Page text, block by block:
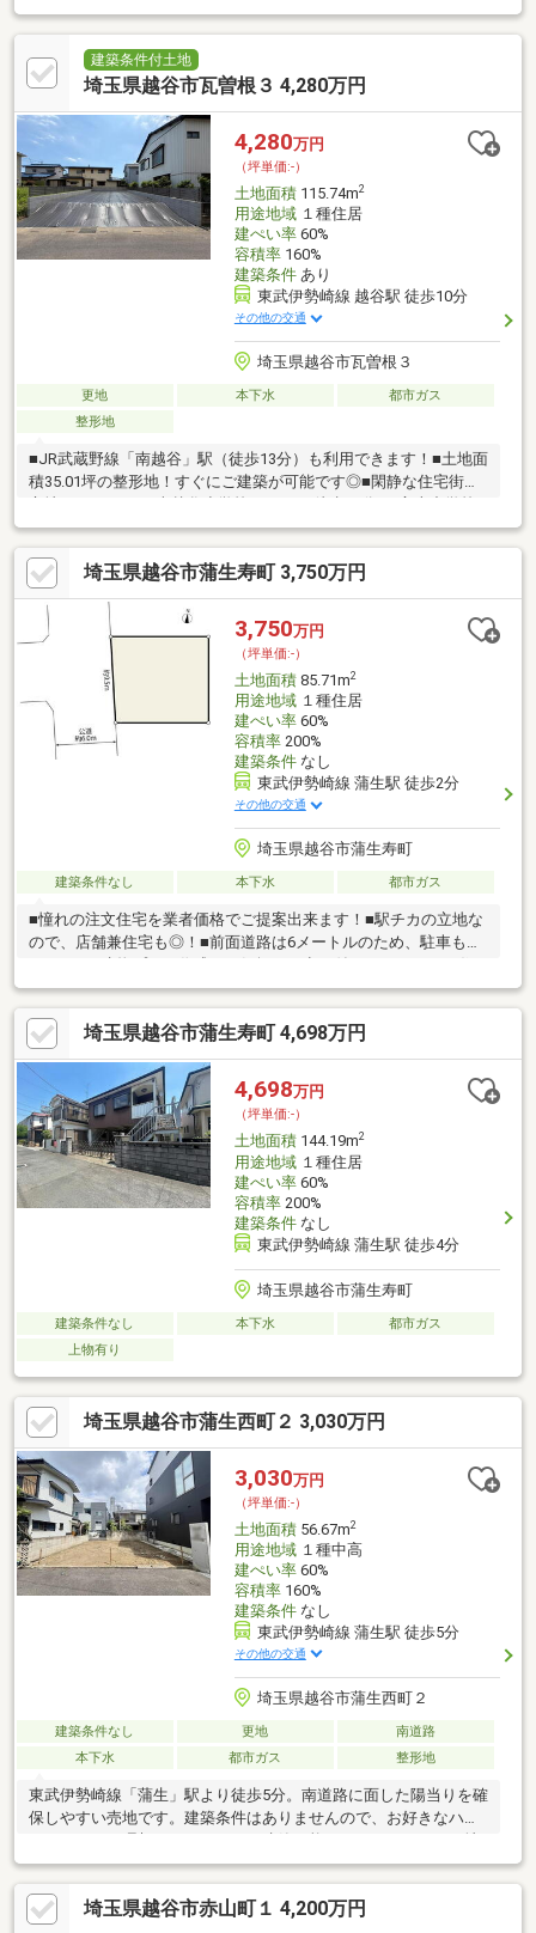
る教育活動「地域」「防災」■平屋プランもご提案可能です♪■生
活利便施設も充実の住環境《マルエツ 蒲生店/500ｍ 南越谷病
院/550ｍ》■ポラスグループの4つの注文住宅ブランドよりお選び
いただけます♪備考/※敷地内に井戸あり◇◆ポラスグループの注
♪ 物件の詳細・ご見学等は【本社営業一課】までお気軽にお
問い合わせください◆◇
建築条件付土地
埼玉県越谷市瓦曽根３ 4,280万円
4,280万円
（坪単価:-）
土地面積115.74m2
用途地域１種住居
建ぺい率60%
容積率160%
建築条件あり
東武伊勢崎線 越谷駅 徒歩10分
その他の交通
埼玉県越谷市瓦曽根３
更地 本下水
都市ガス
整形地
■JR武蔵野線「南越谷」駅（徒歩13分）も利用できます！■土地面
積35.01坪の整形地！すぐにご建築が可能です◎■閑静な住宅街に
1050ｍ（徒歩14分）■ALCO越谷ショッピングセンター550ｍ（徒
歩7分）毎日のお買物に便利です♪■ポラスグループの4つの注文住
宅ブランドよりお選びいただけます♪◆閑静な住宅地に立地した
35.01坪の売地に、注文住宅の建築はいかがでしょうか？ポラスグ
ループの注文建築ブランドより、お好みの建築プランをご提案い
たします♪【本社営業一課】までお気軽にお問い合わせください！
埼玉県越谷市蒲生寿町 3,750万円
3,750万円
（坪単価:-）
土地面積85.71m2
用途地域１種住居
建ぺい率60%
容積率200%
建築条件なし
東武伊勢崎線 蒲生駅 徒歩2分
その他の交通
埼玉県越谷市蒲生寿町
建築条件なし 本下水 都市ガス
■憧れの注文住宅を業者価格でご提案出来ます！■駅チカの立地な
ので、店舗兼住宅も◎！■前面道路は6メートルのため、駐車もラ
宅ローンにもかなり強い！ドリームオン不動産＝・住宅ローンに
ご不安がある方！・どこの金融機関が自分に合っているか？など
色々なご提案が可能！〇お客様のマイホームの夢を叶えるお手伝
いは、当社にお任せください。未公開情報もご用意し、お問い合
わせをお待ちしております(^^)
埼玉県越谷市蒲生寿町 4,698万円
4,698万円
（坪単価:-）
土地面積144.19m2
用途地域１種住居
建ぺい率60%
容積率200%
建築条件なし
東武伊勢崎線 蒲生駅 徒歩4分
埼玉県越谷市蒲生寿町
建築条件なし 本下水
都市ガス
上物有り
埼玉県越谷市蒲生西町２ 3,030万円
3,030万円
（坪単価:-）
土地面積56.67m2
用途地域１種中高
建ぺい率60%
容積率160%
建築条件なし
東武伊勢崎線 蒲生駅 徒歩5分
その他の交通
埼玉県越谷市蒲生西町２
建築条件なし 更地
南道路
本下水
都市ガス 整形地
東武伊勢崎線「蒲生」駅より徒歩5分。南道路に面した陽当りを確
保しやすい売地です。建築条件はありませんので、お好きなハウ
でのお引渡しとなります。■お問い合わせは0120-800-356まで！
物件の詳細はもちろん、◎物件購入にはどのくらいの費用がかか
るか、◎住宅ローンや金利について知りたい！などのご相談にも
埼玉県越谷市赤山町１ 4,200万円